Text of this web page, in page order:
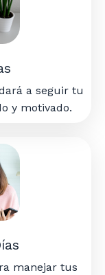
a seguir tu
y motivado.
manejar tus